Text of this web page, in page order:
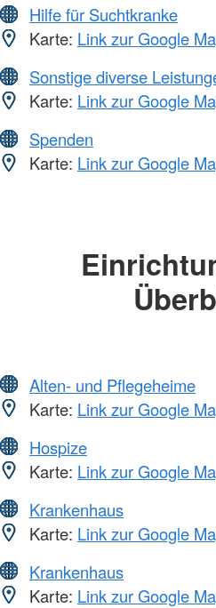
Hilfe für Suchtkranke
Karte: Link zur Google
Sonstige diverse
Karte: Link zur Google
Spenden
Karte: Link zur Google
Alten- und Pflegeheime
Karte: Link zur Google
Hospize
Karte: Link zur Google
Krankenhaus
Karte: Link zur Google
Krankenhaus
Karte: Link zur Google